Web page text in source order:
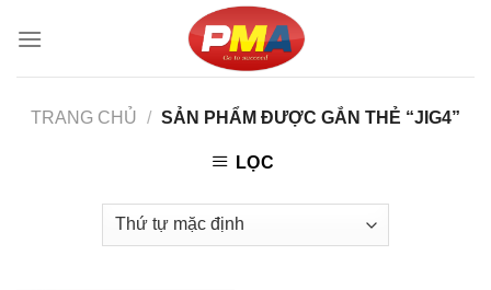
TRANG CHỦ / SẢN PHẨM ĐƯỢC GẮN THẺ “JIG4”
LỌC